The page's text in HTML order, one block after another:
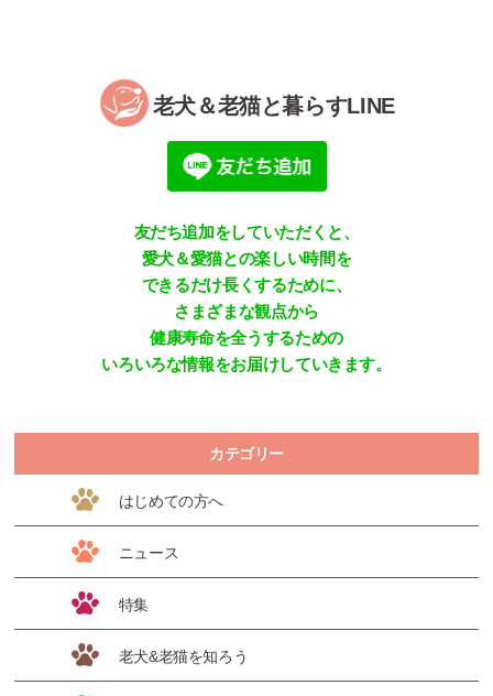
老犬＆老猫と暮らすLINE
友だち追加をしていただくと、
愛犬＆愛猫との楽しい時間を
できるだけ長くするために、
さまざまな観点から
健康寿命を全うするための
いろいろな情報をお届けしていきます。
カテゴリー
はじめての方へ
ニュース
特集
老犬&老猫を知ろう